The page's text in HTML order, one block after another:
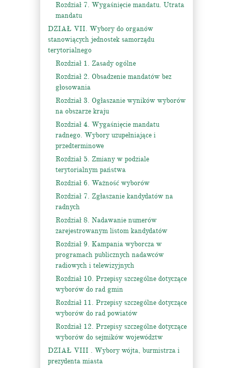
Rozdział 7. Wygaśnięcie mandatu. Utrata
mandatu
DZIAŁ VII. Wybory do organów
stanowiących jednostek samorządu
terytorialnego
Rozdział 1. Zasady ogólne
Rozdział 2. Obsadzenie mandatów bez
głosowania
Rozdział 3. Ogłaszanie wyników wyborów
na obszarze kraju
Rozdział 4. Wygaśnięcie mandatu
radnego. Wybory uzupełniające i
przedterminowe
Rozdział 5. Zmiany w podziale
terytorialnym państwa
Rozdział 6. Ważność wyborów
Rozdział 7. Zgłaszanie kandydatów na
radnych
Rozdział 8. Nadawanie numerów
zarejestrowanym listom kandydatów
Rozdział 9. Kampania wyborcza w
programach publicznych nadawców
radiowych i telewizyjnych
Rozdział 10. Przepisy szczególne dotyczące
wyborów do rad gmin
Rozdział 11. Przepisy szczególne dotyczące
wyborów do rad powiatów
Rozdział 12. Przepisy szczególne dotyczące
wyborów do sejmików województw
DZIAŁ VIII . Wybory wójta, burmistrza i
prezydenta miasta